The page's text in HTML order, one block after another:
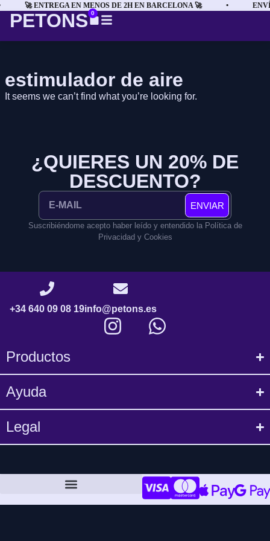
🚀 ENTREGA EN MENOS DE 2H EN BARCELONA 🚀 •
PETONS 0
estimulador de aire
It seems we can’t find what you’re looking for.
¿QUIERES UN 20% DE
DESCUENTO?
ENVIAR
Suscribiéndome acepto haber leído y entendido la Política de
Privacidad y Cookies
+34 640 09 08 19info@petons.es
Productos
Ayuda
Legal